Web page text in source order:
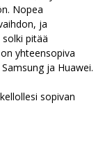
Nopea
ja
pitää
yhteensopiva
ja Huawei.
sopivan